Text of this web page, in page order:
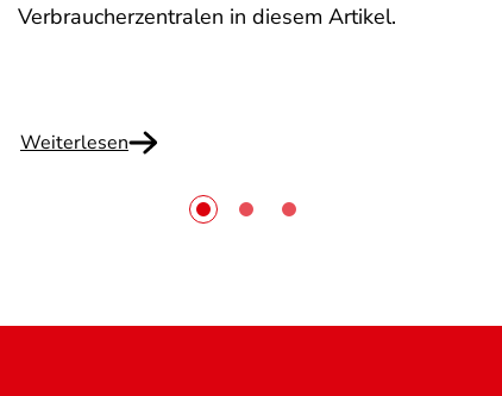
Verbraucherzentralen in diesem Artikel.
Weiterlesen